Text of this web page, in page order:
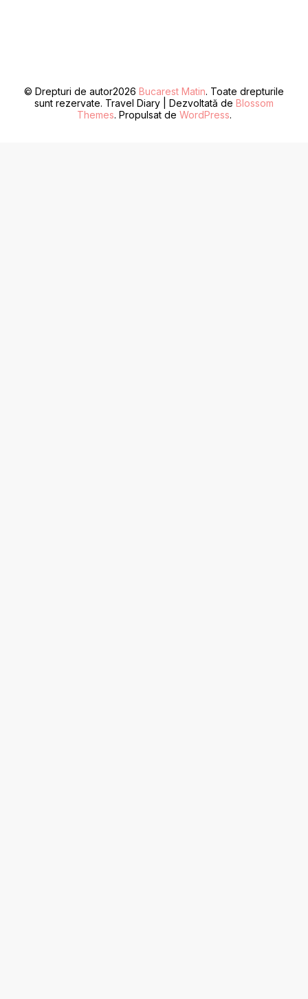
© Drepturi de autor2026 Bucarest Matin. Toate drepturile
sunt rezervate. Travel Diary | Dezvoltată de Blossom
Themes. Propulsat de WordPress.